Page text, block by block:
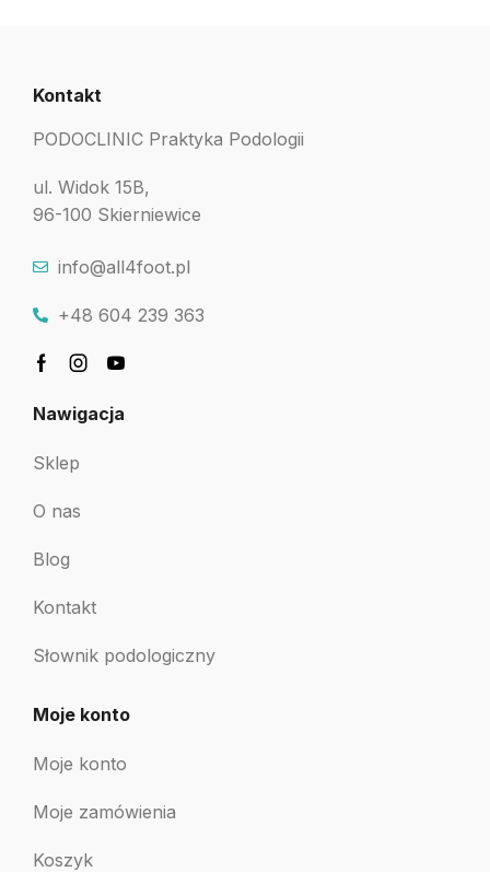
Kontakt
PODOCLINIC Praktyka Podologii
ul. Widok 15B,
96-100 Skierniewice
info@all4foot.pl
+48 604 239 363
Nawigacja
Sklep
O nas
Blog
Kontakt
Słownik podologiczny
Moje konto
Moje konto
Moje zamówienia
Koszyk